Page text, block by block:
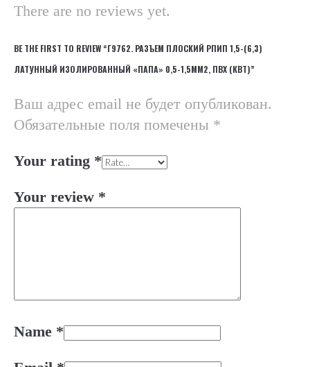
There are no reviews yet.
BE THE FIRST TO REVIEW “Г9762. РАЗЪЕМ ПЛОСКИЙ РПИП 1,5-(6,3)
ЛАТУННЫЙ ИЗОЛИРОВАННЫЙ «ПАПА» 0,5-1,5ММ2, ПВХ (КВТ)”
Ваш адрес email не будет опубликован.
Обязательные поля помечены *
Your rating *
Your review *
Name *